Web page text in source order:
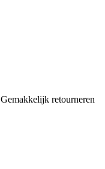
Gemakkelijk retourneren